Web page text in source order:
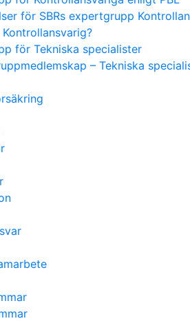
för SBRs expertgrupp
för Tekniska specialister
– Tekniska